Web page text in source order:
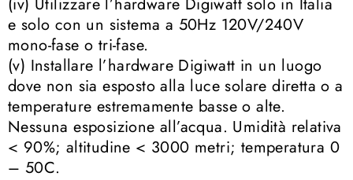
e solo con un sistema a 50Hz 120V/240V
mono-fase o tri-fase.
(v) Installare l’hardware Digiwatt in un luogo
dove non sia esposto alla luce solare diretta o a
temperature estremamente basse o alte.
Nessuna esposizione all’acqua. Umidità relativa
< 90%; altitudine < 3000 metri; temperatura 0
– 50C.